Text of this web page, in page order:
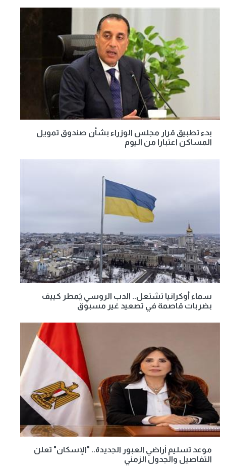
بدء تطبيق قرار مجلس الوزراء بشأن صندوق تمويل
المساكن اعتبارا من اليوم
سماء أوكرانيا تشتعل.. الدب الروسي يُمطر كييف
بضربات قاصمة في تصعيد غير مسبوق
موعد تسليم أراضي العبور الجديدة.. "الإسكان" تعلن
التفاصيل والجدول الزمني